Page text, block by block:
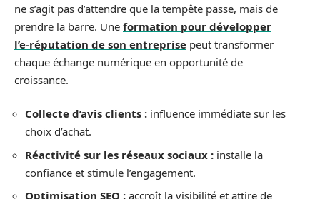
ne s’agit pas d’attendre que la tempête passe, mais de
prendre la barre. Une formation pour développer
l’e-réputation de son entreprise peut transformer
chaque échange numérique en opportunité de
croissance.
Collecte d’avis clients : influence immédiate sur les
choix d’achat.
Réactivité sur les réseaux sociaux : installe la
confiance et stimule l’engagement.
Optimisation SEO : accroît la visibilité et attire de